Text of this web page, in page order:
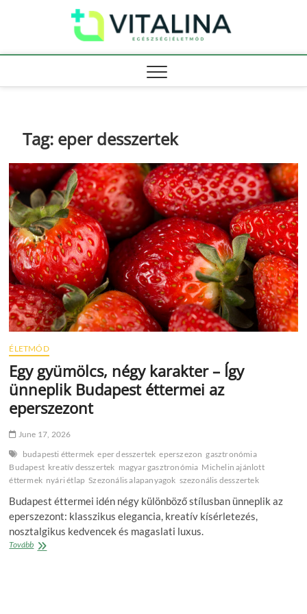
Tag: eper desszertek
ÉLETMÓD
Egy gyümölcs, négy karakter – Így
ünneplik Budapest éttermei az
eperszezont
June 17, 2026
budapesti éttermek eper desszertek eperszezon gasztronómia
Budapest kreatív desszertek magyar gasztronómia Michelin ajánlott
éttermek nyári étlap Szezonális alapanyagok szezonális desszertek
Budapest éttermei idén négy különböző stílusban ünneplik az
eperszezont: klasszikus elegancia, kreatív kísérletezés,
nosztalgikus kedvencek és magaslati luxus.
TovábbEgy